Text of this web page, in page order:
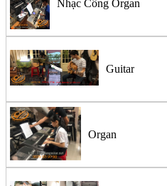
Nhạc Công Organ
Guitar
Organ